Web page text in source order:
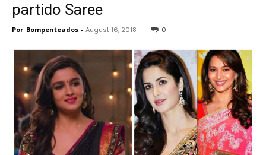
partido Saree
Por Bompenteados - August 16, 2018 0